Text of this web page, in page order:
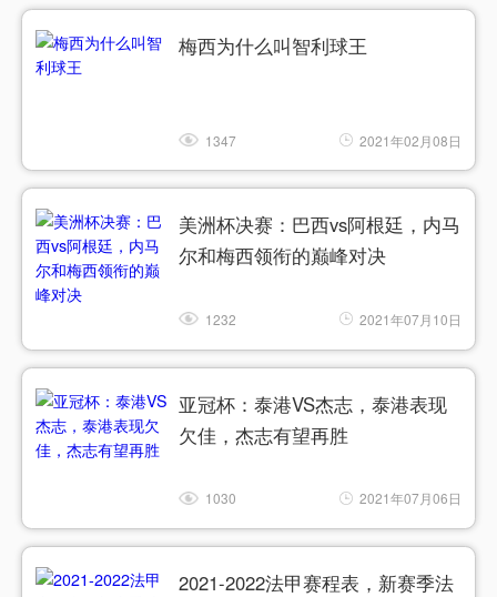
梅西为什么叫智利球王
1347 2021年02月08日
美洲杯决赛：巴西vs阿根廷，内马
尔和梅西领衔的巅峰对决
1232 2021年07月10日
亚冠杯：泰港VS杰志，泰港表现
欠佳，杰志有望再胜
1030 2021年07月06日
2021-2022法甲赛程表，新赛季法